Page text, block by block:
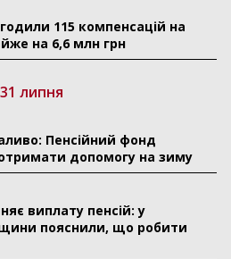
115 компенсацій на
на 6,6 млн грн
31 липня
Пенсійний фонд
допомогу на зиму
виплату пенсій: у
пояснили, що робити